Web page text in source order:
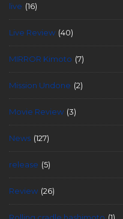
live (16)
Live Review (40)
MIRROR Kimoto (7)
Mission Undone (2)
Movie Review (3)
News (127)
release (5)
Review (26)